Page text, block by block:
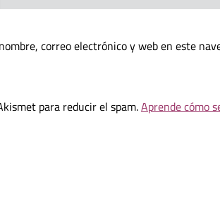
correo electrónico y web en este
para reducir el spam.Aprende cómo